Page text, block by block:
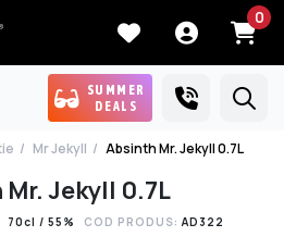
0
SUMMER
DEALS
Mr Jekyll Absinth Mr. Jekyll 0.7L
Jekyll 0.7L
70cl / 55% COD PRODUS: AD322